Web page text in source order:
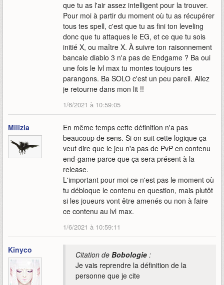
que tu as l'air assez intelligent pour la trouver.
Pour moi à partir du moment où tu as récupérer
tous tes spell, c'est que tu as fini ton leveling
donc que tu attaques le EG, et ce que tu sois
initié X, ou maître X. À suivre ton raisonnement
bancale diablo 3 n'a pas de Endgame ? Ba oui
une fois le lvl max tu montes toujours tes
parangons. Ba SOLO c'est un peu pareil. Allez
je retourne dans mon lit !!
1/6/2021 à 10:59:05
Milizia
En même temps cette définition n'a pas
beaucoup de sens. Si on suit cette logique ça
veut dire que le jeu n'a pas de PvP en contenu
end-game parce que ça sera présent à la
release.
L'important pour moi ce n'est pas le moment où
tu débloque le contenu en question, mais plutôt
si les joueurs vont être amenés ou non à faire
ce contenu au lvl max.
1/6/2021 à 10:59:11
Kinyco Citation de Bobologie :
Je vais reprendre la définition de la
personne que je cite